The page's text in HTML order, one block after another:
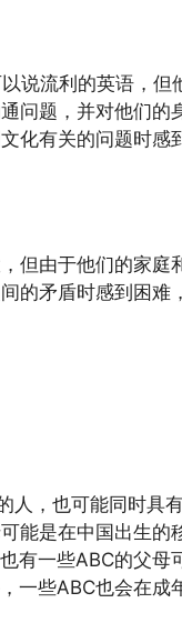
说流利的英语，但
问题，并对他们的
化有关的问题时感
但由于他们的家庭
的矛盾时感到困难
人，也可能同时具
能是在中国出生的
有一些ABC的父母
一些ABC也会在成